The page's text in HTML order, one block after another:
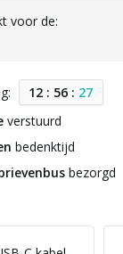
voor de:
12 : 56 : 26
verstuurd
bedenktijd
bezorgd